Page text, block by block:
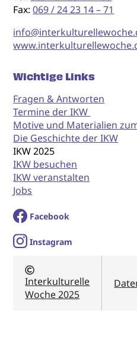
Fax:069 / 24 23 14 – 71
Wichtige Links
Fragen & Antworten
Termine der IKW
Motive und Materialien
Die Geschichte der IKW
IKW 2025
IKW besuchen
IKW veranstalten
Jobs
Facebook
Instagram
Interkulturelle
Woche 2025